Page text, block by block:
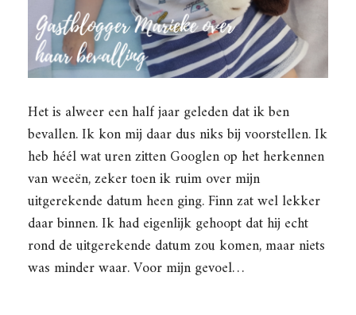
Het is alweer een half jaar geleden dat ik ben
bevallen. Ik kon mij daar dus niks bij voorstellen. Ik
heb héél wat uren zitten Googlen op het herkennen
van weeën, zeker toen ik ruim over mijn
uitgerekende datum heen ging. Finn zat wel lekker
daar binnen. Ik had eigenlijk gehoopt dat hij echt
rond de uitgerekende datum zou komen, maar niets
was minder waar. Voor mijn gevoel…